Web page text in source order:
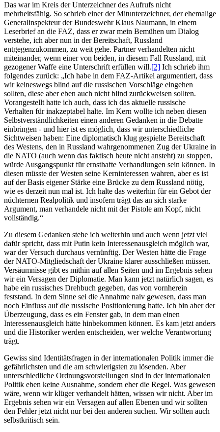
Das war im Kreis der Unterzeichner des Aufrufs nicht
mehrheitsfähig. So schrieb einer der Mitunterzeichner, der ehemalige
Generalinspekteur der Bundeswehr Klaus Naumann, in einem
Leserbrief an die FAZ, dass er zwar mein Bemühen um Dialog
verstehe, ich aber nun in der Bereitschaft, Russland
entgegenzukommen, zu weit gehe. Partner verhandelten nicht
miteinander, wenn einer von beiden, in diesem Fall Russland, mit
gezogener Waffe eine Unterschrift erfüllen will.[2] Ich schrieb ihm
folgendes zurück: „Ich habe in dem FAZ-Artikel argumentiert, dass
wir keineswegs blind auf die russischen Vorschläge eingehen
sollten, diese aber eben auch nicht blind zurückweisen sollten.
Vorangestellt hatte ich auch, dass ich das aktuelle russische
Verhalten für inakzeptabel halte. Im Kern wollte ich neben diesen
Selbstverständlichkeiten einen anderen Gedanken in die Debatte
einbringen - und hier ist es möglich, dass wir unterschiedliche
Sichtweisen haben: Eine diplomatisch klug gespielte Bereitschaft
des Westens, den in Russland wahrgenommenen Zug der Ukraine in
die NATO (auch wenn das faktisch heute nicht ansteht) zu stoppen,
würde Ausgangspunkt für ernsthafte Verhandlungen sein können. In
diesen müsste der Westen seine Kerninteressen wahren, aber es ist
auf der Basis eigener Stärke eine Brücke zu dem Russland nötig,
wie es derzeit nun mal ist. Ich halte das weiterhin für ein Gebot der
nüchternen Realpolitik und insofern trägt das an sich starke
Argument, man verhandele nicht mit der Pistole am Kopf, nicht
vollständig.“
Zu diesem Gedanken stehe ich weiterhin und auch wenn jetzt viel
dafür spricht, dass mit Putin kein Interessenausgleich möglich war,
war der Versuch durchaus vernünftig. Der Westen hätte die Frage
der NATO-Mitgliedschaft der Ukraine klarer ausschließen müssen.
Versäumnisse gibt es mithin auf allen Seiten und im Ergebnis sehen
wir ein Versagen der Diplomatie. Man kann jetzt natürlich sagen, es
habe ein russisches Drehbuch gegeben, das von vornherein
feststand. In dem Sinne sei die Annahme naiv gewesen, dass man
noch Einfluss auf die russische Positionierung hatte. Ich bin aber der
Überzeugung, dass es ein Fenster gab, in dem man einen
Interessenausgleich hätte hinbekommen können. Es kam jetzt anders
und die Historiker werden entscheiden, wer welche Verantwortung
trägt.
Gewiss sind Identitätsfragen in der internationalen Politik immer die
gefährlichsten und die am schwierigsten zu lösenden. Aber
unterschiedliche Ordnungsvorstellungen sind in der internationalen
Politik eben keine Ausnahme, sondern eher die Regel. Was gewesen
wäre, wenn wir klüger verhandelt hätten, wissen wir nicht. Aber im
Ergebnis sehen wir ein Versagen auf allen Ebenen und wir sollten
den Fehler jetzt nicht nur bei den anderen suchen. Wir sollten auch
selbstkritisch sein.